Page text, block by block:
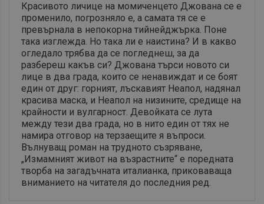
Красивото личице на момиченцето Джована се е
променило, погрозняло е, а самата тя се е
превърнала в непокорна тийнейджърка. Поне
така изглежда. Но така ли е наистина? И в какво
огледало трябва да се погледнеш, за да
разбереш какъв си? Джована търси новото си
лице в два града, които се ненавиждат и се боят
един от друг: горният, лъскавият Неапол, надянал
красива маска, и Неапол на низините, средище на
крайности и вулгарност. Девойката се лута
между тези два града, но в нито един от тях не
намира отговор на терзаещите я въпроси.
Вълнуващ роман на трудното съзряване,
„Измамният живот на възрастните“ е поредната
творба на загадъчната италианка, приковаваща
вниманието на читателя до последния ред.